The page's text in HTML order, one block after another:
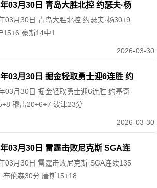
03月30日 青岛大胜北控 约瑟夫·杨
廖三宁15+6 豪斯14中1
03月30日 青岛大胜北控 约瑟夫·杨30+9
15+6 豪斯14中1
2026-03-30
03月30日 掘金轻取勇士迎6连胜 约
穆雷20+6+7 波津23分
03月30日 掘金轻取勇士迎6连胜 约基奇
穆雷20+6+7 波津23分
2026-03-30
03月30日 雷霆击败尼克斯 SGA连
场20+ 布伦森30分 唐斯15+18
03月30日 雷霆击败尼克斯 SGA连续135
布伦森30分 唐斯15+18